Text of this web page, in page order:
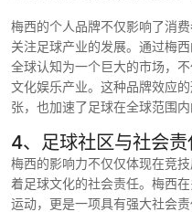
梅西的个人品牌不仅影响了消
关注足球产业的发展。通过梅
全球认知为一个巨大的市场，
文化娱乐产业。这种品牌效应
张，也加速了足球在全球范围内
4、足球社区与社会
梅西的影响力不仅仅体现在竞
着足球文化的社会责任。梅西
运动，更是一项具有强大社会